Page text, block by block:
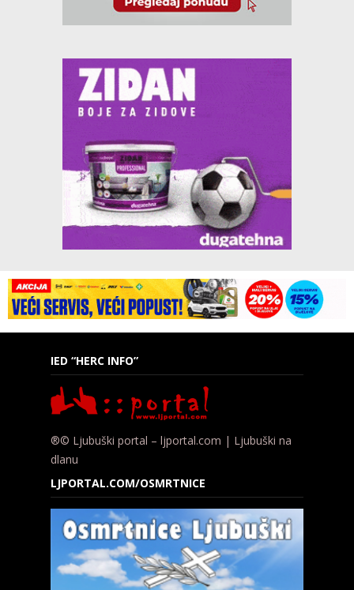
IED “HERC INFO”
®© Ljubuški portal – ljportal.com | Ljubuški na
dlanu
LJPORTAL.COM/OSMRTNICE